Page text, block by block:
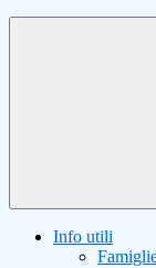
Info utili